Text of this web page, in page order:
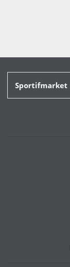
Sportifmarket